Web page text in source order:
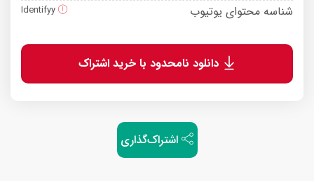
شناسه محتوای یوتیوب Identifyy
دانلود نامحدود با خرید اشتراک
اشتراک‌گذاری